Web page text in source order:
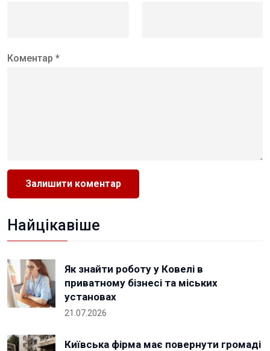
Коментар *
Найцікавіше
Як знайти роботу у Ковелі в
приватному бізнесі та міських
установах
21.07.2026
Київська фірма має повернути громаді